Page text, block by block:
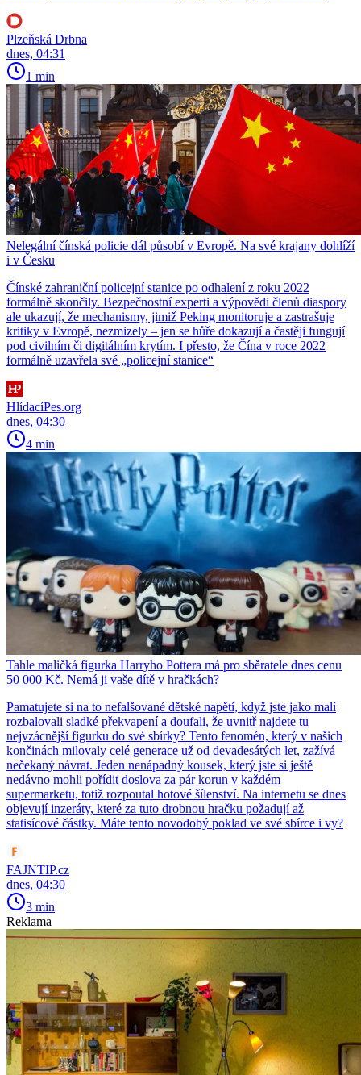
Plzeňská Drbna
dnes, 04:31
1 min
Nelegální čínská policie dál působí v Evropě. Na své krajany dohlíží
i v Česku
Čínské zahraniční policejní stanice po odhalení z roku 2022
formálně skončily. Bezpečnostní experti a výpovědi členů diaspory
ale ukazují, že mechanismy, jimiž Peking monitoruje a zastrašuje
kritiky v Evropě, nezmizely – jen se hůře dokazují a častěji fungují
pod civilním či digitálním krytím. I přesto, že Čína v roce 2022
formálně uzavřela své „policejní stanice“
HlídacíPes.org
dnes, 04:30
4 min
Tahle maličká figurka Harryho Pottera má pro sběratele dnes cenu
50 000 Kč. Nemá ji vaše dítě v hračkách?
Pamatujete si na to nefalšované dětské napětí, když jste jako malí
rozbalovali sladké překvapení a doufali, že uvnitř najdete tu
nejvzácnější figurku do své sbírky? Tento fenomén, který v našich
končinách milovaly celé generace už od devadesátých let, zažívá
nečekaný návrat. Jeden nenápadný kousek, který jste si ještě
nedávno mohli pořídit doslova za pár korun v každém
supermarketu, totiž rozpoutal hotové šílenství. Na internetu se dnes
objevují inzeráty, které za tuto drobnou hračku požadují až
statisícové částky. Máte tento novodobý poklad ve své sbírce i vy?
FAJNTIP.cz
dnes, 04:30
3 min
Reklama